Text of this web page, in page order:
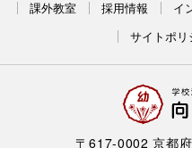
課外教室
採用情報 イ
サイトポリ
〒617-0002 京都